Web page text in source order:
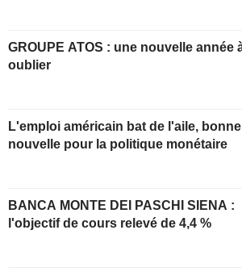
GROUPE ATOS : une nouvelle année à
oublier
L'emploi américain bat de l'aile, bonne
nouvelle pour la politique monétaire
BANCA MONTE DEI PASCHI SIENA :
l'objectif de cours relevé de 4,4 %